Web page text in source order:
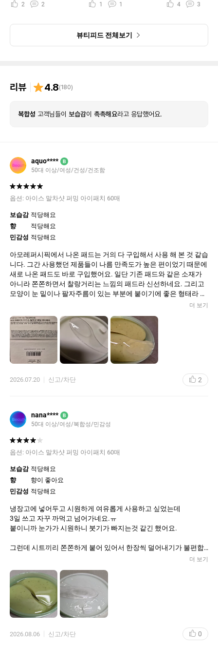
2 2 1 1 4 3
뷰티피드 전체보기
리뷰 4.8(180)
복합성 고객님들이 보습감이 촉촉해요라고 응답했어요.
aquo**** B
50대 이상/여성/건성/건조함
옵션: 아이스 말차샷 퍼밍 아이패치 60매
보습감 적당해요
향
적당해요
민감성 적당해요
아모레퍼시픽에서 나온 패드는 거의 다 구입해서 사용 해 본 것 같습
니다. 그간 사용했던 제품들이 나름 만족도가 높은 편이었기 때문에
새로 나온 패드도 바로 구입했어요. 일단 기존 패드와 같은 소재가
아니라 쫀쫀하면서 찰랑거리는 느낌의 패드라 신선하네요. 그리고
모양이 눈 밑이나 팔자주름이 있는 부분에 붙이기에 좋은 형태라 마
음에 들어요. 사진으로 보기에도 착 달라붙어서 사용감이 되게 좋을
광대뼈가 있는 부분이라 굴곡이 져서 그런지 약간의 흘러내림이 있
어서 두어번 만지작거려야 했어요. 하지만 눈밑이나 입가 주변에 쓰
기 너무 편하고 좋습니다. 패드만큼 수분이 적셔져있진 않지만 소재
특성상 자체적으로 머금고 있는 에센스가 충분하게 느껴지구요. 제
기준에는 향이 강하진 않고(뚜껑만 열었을 때는 향을 별로 느끼지
서 향도 마음에 듭니다. 온도를 낮춰 사용하면 쿨링감이 정말 잘 느
효과는 좀 더 꾸준히 사용해 봐야 알 것 같네요. 약간은 끈적한 에센
스인데 패드를 떼고 보면 피부에 흡수되고 그 위에 얇은 코팅막까지
생긴 느낌입니다. 기존 패드를 이 제품으로 완전히 바꾸기는 어렵고
추가적으로 구입해야 하는 제품이라서 할인이 되지 않는다면 살짝
부담되는 가격이긴 하네요. 계속 구입은 하겠지만 뷰티포인트 사용
더 보기
2026.07.20 신고/차단 2
nana**** B
50대 이상/여성/복합성/민감성
옵션: 아이스 말차샷 퍼밍 아이패치 60매
보습감 적당해요
향
향이 좋아요
민감성 적당해요
냉장고에 넣어두고 시원하게 여유롭게 사용하고 싶었는데
3일 쓰고 자꾸 까먹고 넘어가네요.ㅠ
붙이니까 눈가가 시원하니 붓기가 빠지는것 같긴 했어요.
그런데 시트끼리 쫀쫀하게 붙어 있어서 한장씩 덜어내기가 불편합
는게 꺼내기 번거로워 그냥 손으로 꺼내게 됩니다.
스푼과 집게 같이 있었으면 더 편할것 같네요.
사은품 문어괄사는 휴대용으로 들고 다니며 피곤할때 문질문질 잘
사용하고 있어요.
오늘부터 다시 제대로 사용해 보려 합니다
더 보기
2026.08.06 신고/차단 0